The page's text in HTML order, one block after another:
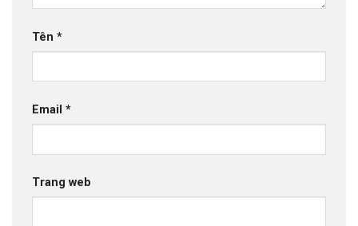
Tên *
Email *
Trang web